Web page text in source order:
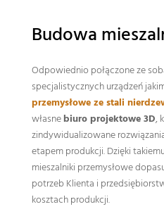
Budowa
Odpowiednio połączone ze
specjalistycznych urządzeń
przemysłowe ze stali
własnebiuro projektowe 3D,
zindywidualizowane
etapem produkcji. Dzięki
mieszalniki przemysłowe
potrzeb Klienta i
kosztach produkcji.